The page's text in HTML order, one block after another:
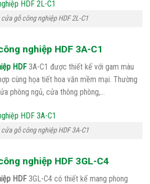
gỗ công nghiệp HDF 2L-C1
nghiệp HDF 3A-C1
HDF3A-C1 được thiết kế với gam màu
cùng họa tiết hoa văn mềm mại. Thường
phòng ngủ, cửa thông phòng,…
gỗ công nghiệp HDF 3A-C1
nghiệp HDF 3GL-C4
HDF3GL-C4 có thiết kế mang phong